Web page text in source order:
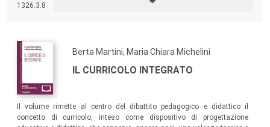
1326.3.8
Berta Martini, Maria Chiara Michelini
IL CURRICOLO INTEGRATO
Il volume rimette al centro del dibattito pedagogico e didattico il
concetto di curricolo, inteso come dispositivo di progettazione